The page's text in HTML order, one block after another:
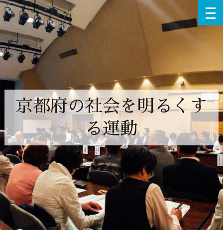
京都府の社会を明るくす
る運動